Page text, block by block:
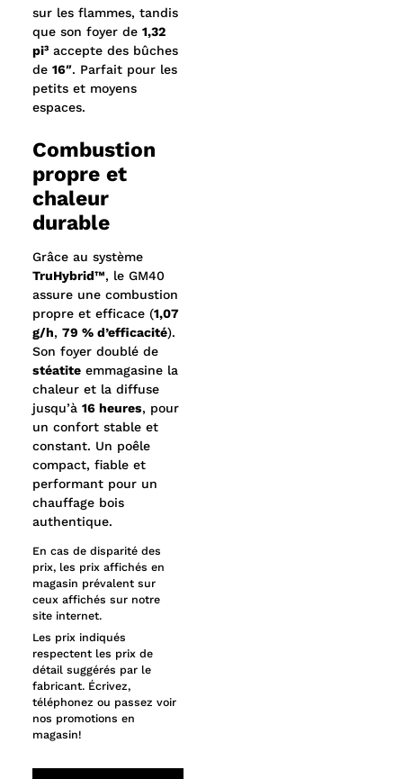
sur les flammes, tandis
que son foyer de1,32
pi³ accepte des bûches
de16″. Parfait pour les
petits et moyens
espaces.
Combustion
propre et
chaleur
durable
Grâce au système
TruHybrid™, le GM40
assure une combustion
propre et efficace (1,07
g/h,79 % d’efficacité).
Son foyer doublé de
stéatite emmagasine la
chaleur et la diffuse
jusqu’à16 heures, pour
un confort stable et
constant. Un poêle
compact, fiable et
performant pour un
chauffage bois
authentique.
En cas de disparité des
prix, les prix affichés en
magasin prévalent sur
ceux affichés sur notre
site internet.
Les prix indiqués
respectent les prix de
détail suggérés par le
fabricant. Écrivez,
téléphonez ou passez voir
nos promotions en
magasin!
compact.